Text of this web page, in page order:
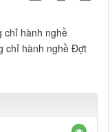
chỉ hành nghề
chỉ hành nghề Đợt